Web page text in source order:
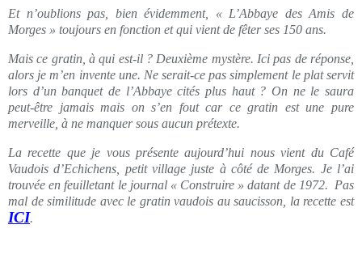
Et n’oublions pas, bien évidemment, « L’Abbaye des Amis de
Morges » toujours en fonction et qui vient de fêter ses 150 ans.
Mais ce gratin, à qui est-il ? Deuxième mystère. Ici pas de réponse,
alors je m’en invente une. Ne serait-ce pas simplement le plat servit
lors d’un banquet de l’Abbaye cités plus haut ? On ne le saura
peut-être jamais mais on s’en fout car ce gratin est une pure
merveille, à ne manquer sous aucun prétexte.
La recette que je vous présente aujourd’hui nous vient du Café
Vaudois d’Echichens, petit village juste à côté de Morges. Je l’ai
trouvée en feuilletant le journal « Construire » datant de 1972. Pas
mal de similitude avec le gratin vaudois au saucisson, la recette est
ICI.